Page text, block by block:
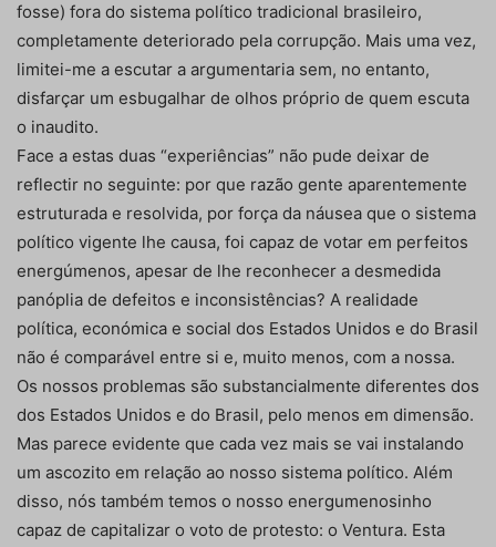
fosse) fora do sistema político tradicional brasileiro,
completamente deteriorado pela corrupção. Mais uma vez,
limitei-me a escutar a argumentaria sem, no entanto,
disfarçar um esbugalhar de olhos próprio de quem escuta
o inaudito.
Face a estas duas “experiências” não pude deixar de
reflectir no seguinte: por que razão gente aparentemente
estruturada e resolvida, por força da náusea que o sistema
político vigente lhe causa, foi capaz de votar em perfeitos
energúmenos, apesar de lhe reconhecer a desmedida
panóplia de defeitos e inconsistências? A realidade
política, económica e social dos Estados Unidos e do Brasil
não é comparável entre si e, muito menos, com a nossa.
Os nossos problemas são substancialmente diferentes dos
dos Estados Unidos e do Brasil, pelo menos em dimensão.
Mas parece evidente que cada vez mais se vai instalando
um ascozito em relação ao nosso sistema político. Além
disso, nós também temos o nosso energumenosinho
capaz de capitalizar o voto de protesto: o Ventura. Esta